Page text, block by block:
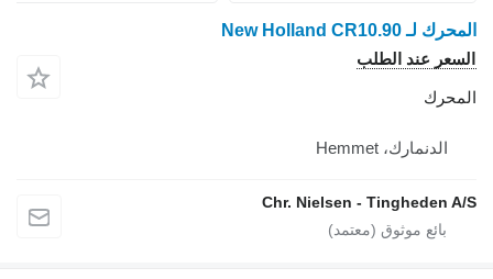
المحرك لـ New Holland CR10.90
السعر عند الطلب
المحرك
الدنمارك، Hemmet
Chr. Nielsen - Tingheden A/S